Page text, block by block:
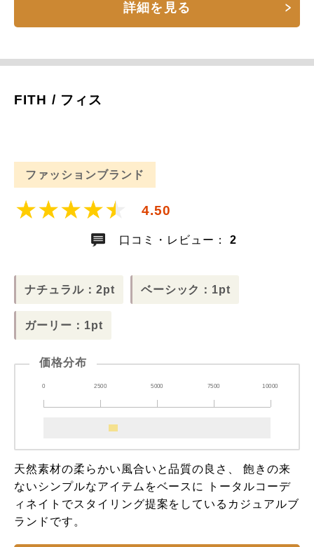
詳細を見る
FITH / フィス
ファッションブランド
4.50
口コミ・レビュー： 2
ナチュラル：2pt ベーシック：1pt
ガーリー：1pt
価格分布
0 2500 5000 7500 10000
天然素材の柔らかい風合いと品質の良さ、 飽きの来
ないシンプルなアイテムをベースに トータルコーデ
ィネイトでスタイリング提案をしているカジュアルブ
ランドです。